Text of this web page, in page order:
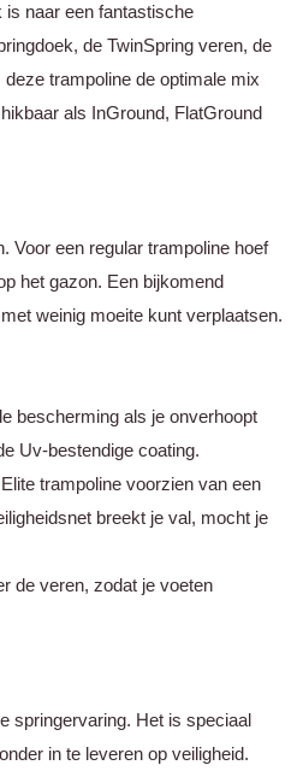
naar een fantastische
de TwinSpring veren, de
trampoline de optimale mix
als InGround, FlatGround
Voor een regular trampoline hoef
het gazon. Een bijkomend
weinig moeite kunt verplaatsen.
bescherming als je onverhoopt
Uv-bestendige coating.
trampoline voorzien van een
breekt je val, mocht je
de veren, zodat je voeten
springervaring. Het is speciaal
in te leveren op veiligheid.